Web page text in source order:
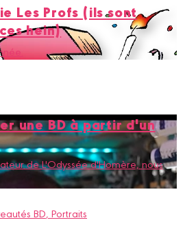
Les Profs (ils sont
hein)
une BD à partir d'un
de L'Odyssée d'Homère, nous
BD, Portraits